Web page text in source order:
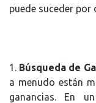
puede suceder por
1. Búsqueda de
a menudo están
ganancias. En